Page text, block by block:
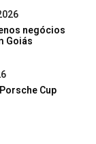
negócios
Goiás
Cup